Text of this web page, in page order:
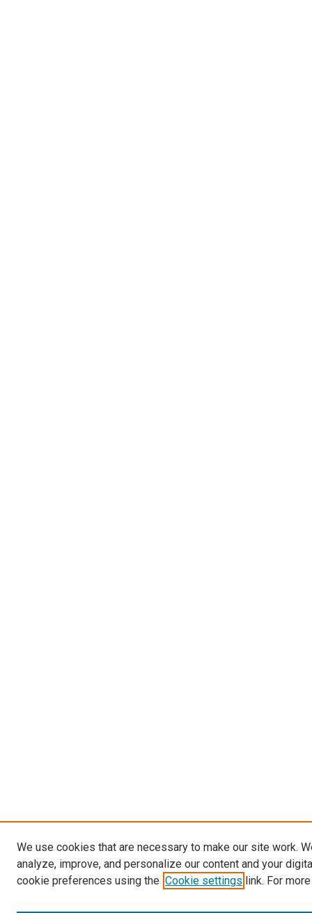
We use cookies that are necessary to make our site work.
analyze, improve, and personalize our content and your
cookie preferences using the Cookie settings link. For